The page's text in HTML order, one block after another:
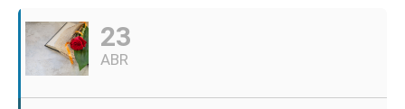
23
ABR